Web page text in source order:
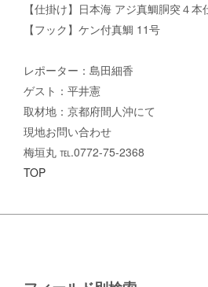
【仕掛け】日本海 アジ真鯛胴突４
【フック】ケン付真鯛 11号
レポーター：島田細香
ゲスト：平井憲
取材地：京都府間人沖にて
現地お問い合わせ
梅垣丸 ℡.0772-75-2368
TOP